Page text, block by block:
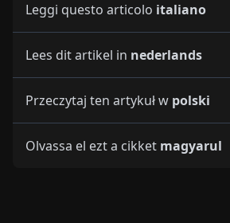
Leggi questo articolo italiano
Lees dit artikel in nederlands
Przeczytaj ten artykuł w polski
Olvassa el ezt a cikket magyarul